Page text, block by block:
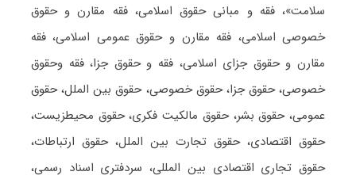
سلامت»، فقه و مبانی حقوق اسلامی، فقه مقارن و حقوق
خصوصی اسلامی، فقه مقارن و حقوق عمومی اسلامی، فقه
مقارن و حقوق جزای اسلامی، فقه و حقوق جزا، فقه وحقوق
خصوصی، حقوق جزا، حقوق خصوصی، حقوق بین الملل، حقوق
عمومی، حقوق بشر، حقوق مالکیت فکری، حقوق محیطزیست،
حقوق اقتصادی، حقوق تجارت بین الملل، حقوق ارتباطات،
حقوق تجاری اقتصادی بین المللی، سردفتری اسناد رسمی،